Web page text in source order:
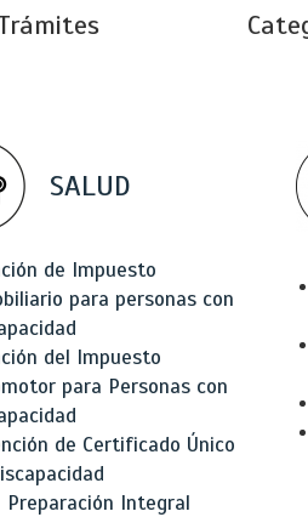
SALUD
de Impuesto
para personas con
del Impuesto
para Personas con
de Certificado Único
Preparación Integral